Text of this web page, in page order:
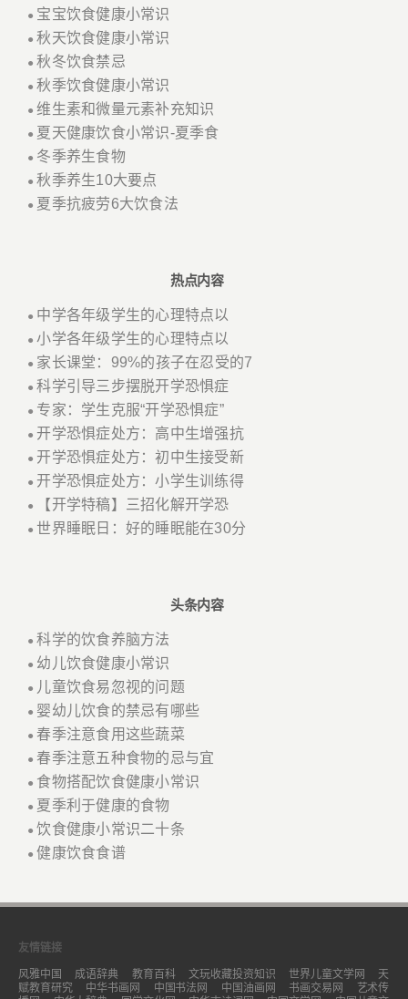
● 宝宝饮食健康小常识
●秋天饮食健康小常识
●秋冬饮食禁忌
●秋季饮食健康小常识
●维生素和微量元素补充知识
● 夏天健康饮食小常识-夏季食
● 冬季养生食物
●秋季养生10大要点
● 夏季抗疲劳6大饮食法
热点内容
● 中学各年级学生的心理特点以
●小学各年级学生的心理特点以
● 家长课堂：99%的孩子在忍受的7
●科学引导三步摆脱开学恐惧症
● 专家：学生克服“开学恐惧症”
● 开学恐惧症处方：高中生增强抗
● 开学恐惧症处方：初中生接受新
● 开学恐惧症处方：小学生训练得
● 【开学特稿】三招化解开学恐
● 世界睡眠日：好的睡眠能在30分
头条内容
●科学的饮食养脑方法
● 幼儿饮食健康小常识
● 儿童饮食易忽视的问题
● 婴幼儿饮食的禁忌有哪些
● 春季注意食用这些蔬菜
● 春季注意五种食物的忌与宜
● 食物搭配饮食健康小常识
● 夏季利于健康的食物
●饮食健康小常识二十条
●健康饮食食谱
友情链接
风雅中国 成语辞典 教育百科 文玩收藏投资知识 世界儿童文学网
天
赋教育研究
中华书画网 中国书法网 中国油画网 书画交易网
艺术传